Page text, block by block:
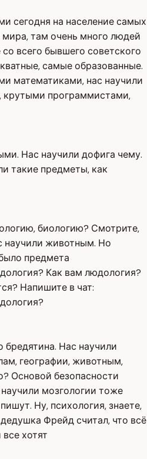
сегодня на население самых
там очень много людей
всего бывшего советского
самые образованные.
математиками, нас научили
программистами,
Нас научили дофига чему.
такие предметы, как
биологию? Смотрите,
научили животным. Но
предмета
Как вам людология?
Напишите в чат:
бредятина. Нас научили
географии, животным,
Основой безопасности
мозгологии тоже
Ну, психология, знаете,
Фрейд считал, что всё
хотят